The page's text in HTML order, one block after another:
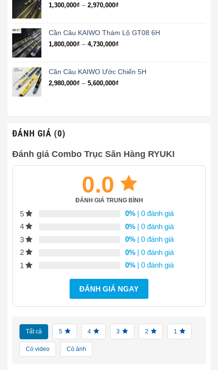
1,300,000₫ – 2,970,000₫
1,300,000₫
Cần Câu KAIWO Thám Lộ GT08 6H
1,800,000₫ – 4,730,000₫
1,800,000₫
Cần Câu KAIWO Ước Chiến 5H
2,980,000₫ – 5,600,000₫
ĐÁNH GIÁ (0)
Đánh giá Combo Trục Săn Hàng RYUKI
0.0
ĐÁNH GIÁ TRUNG BÌNH
5 0% | 0 đánh giá
4
0% | 0 đánh giá
3
0% | 0 đánh giá
2
0% | 0 đánh giá
1
0% | 0 đánh giá
ĐÁNH GIÁ NGAY
Tất cả 5 4 3 2 1
Có video Có ảnh